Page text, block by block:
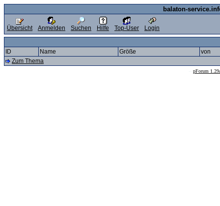
balaton-
Übersicht Anmelden Suchen Hilfe Top-User Login
ID Name Größe
von
Zum Thema
pForum